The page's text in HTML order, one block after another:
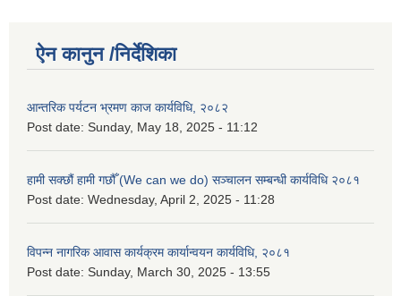
ऐन कानुन /निर्देशिका
आन्तरिक पर्यटन भ्रमण काज कार्यविधि, २०८२
Post date: Sunday, May 18, 2025 - 11:12
हामी सक्छौं हामी गछौँ (We can we do) सञ्चालन सम्बन्धी कार्यविधि २०८१
Post date: Wednesday, April 2, 2025 - 11:28
विपन्न नागरिक आवास कार्यक्रम कार्यान्वयन कार्यविधि, २०८१
Post date: Sunday, March 30, 2025 - 13:55